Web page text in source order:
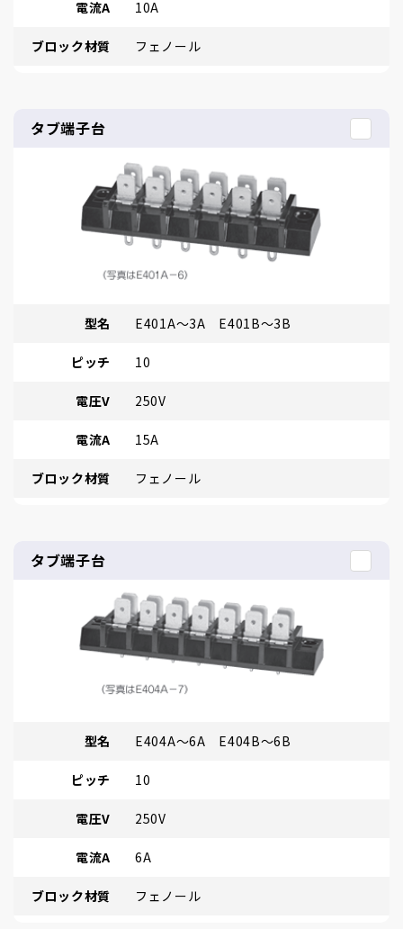
電流A 10A
ブロック材質 フェノール
タブ端子台
型名 E401A～3A E401B～3B
ピッチ 10
電圧V 250V
電流A 15A
ブロック材質 フェノール
タブ端子台
型名 E404A～6A E404B～6B
ピッチ 10
電圧V 250V
電流A 6A
ブロック材質 フェノール